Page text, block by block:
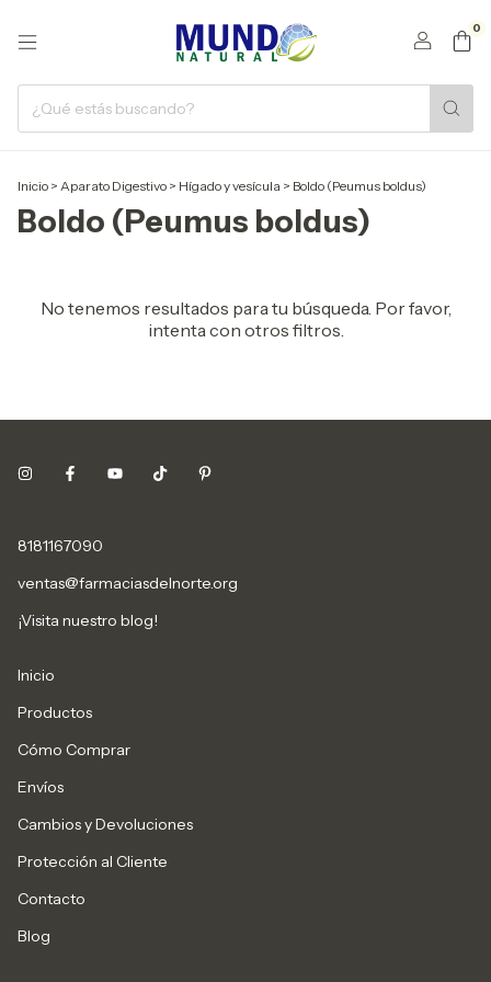
0
Inicio > Aparato Digestivo > Hígado y vesícula > Boldo (Peumus boldus)
Boldo (Peumus boldus)
No tenemos resultados para tu búsqueda. Por favor,
intenta con otros filtros.
8181167090
ventas@farmaciasdelnorte.org
¡Visita nuestro blog!
Inicio
Productos
Cómo Comprar
Envíos
Cambios y Devoluciones
Protección al Cliente
Contacto
Blog